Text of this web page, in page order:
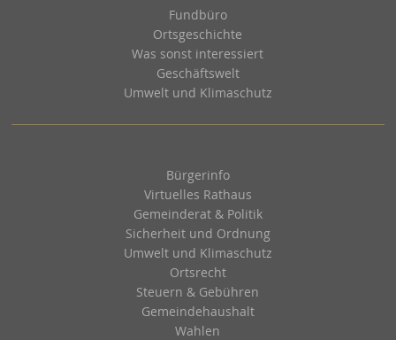
Fundbüro
Ortsgeschichte
Was sonst interessiert
Geschäftswelt
Umwelt und Klimaschutz
Bürgerinfo
Virtuelles Rathaus
Gemeinderat & Politik
Sicherheit und Ordnung
Umwelt und Klimaschutz
Ortsrecht
Steuern & Gebühren
Gemeindehaushalt
Wahlen